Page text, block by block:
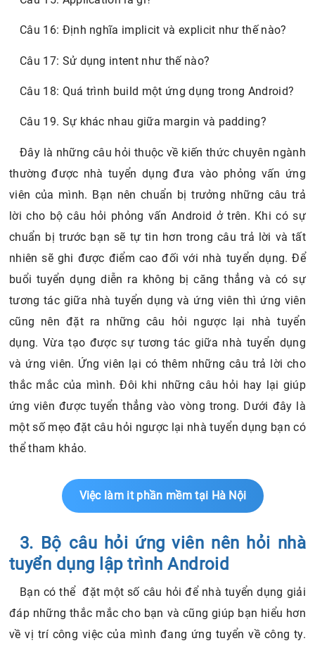
Câu 16: Định nghĩa implicit và explicit như thế nào?
Câu 17: Sử dụng intent như thế nào?
Câu 18: Quá trình build một ứng dụng trong Android?
Câu 19. Sự khác nhau giữa margin và padding?
Đây là những câu hỏi thuộc về kiến thức chuyên ngành
thường được nhà tuyển dụng đưa vào phỏng vấn ứng
viên của mình. Bạn nên chuẩn bị trưởng những câu trả
lời cho bộ câu hỏi phỏng vấn Android ở trên. Khi có sự
chuẩn bị trước bạn sẽ tự tin hơn trong câu trả lời và tất
nhiên sẽ ghi được điểm cao đối với nhà tuyển dụng. Để
buổi tuyển dụng diễn ra không bị căng thẳng và có sự
tương tác giữa nhà tuyển dụng và ứng viên thì ứng viên
cũng nên đặt ra những câu hỏi ngược lại nhà tuyển
dụng. Vừa tạo được sự tương tác giữa nhà tuyển dụng
và ứng viên. Ứng viên lại có thêm những câu trả lời cho
thắc mắc của mình. Đôi khi những câu hỏi hay lại giúp
ứng viên được tuyển thẳng vào vòng trong. Dưới đây là
một số mẹo đặt câu hỏi ngược lại nhà tuyển dụng bạn có
thể tham khảo.
Việc làm it phần mềm tại Hà Nội
3. Bộ câu hỏi ứng viên nên hỏi nhà
tuyển dụng lập trình Android
Bạn có thể đặt một số câu hỏi để nhà tuyển dụng giải
đáp những thắc mắc cho bạn và cũng giúp bạn hiểu hơn
về vị trí công việc của mình đang ứng tuyển về công ty.